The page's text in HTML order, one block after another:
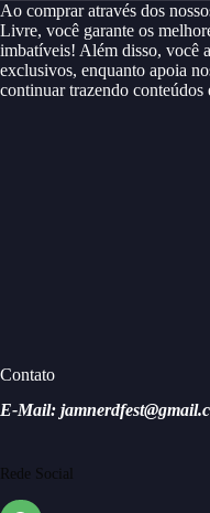
Ao comprar através dos
Livre, você garante os
imbatíveis! Além disso, você
exclusivos, enquanto apoia
continuar trazendo conteúdos
Contato
E-Mail:
Rede Social